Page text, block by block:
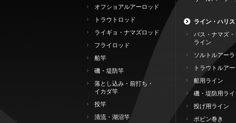
オフショアルアーロッド
トラウトロッド
ライギョ・ナマズロッド
フライロッド
船竿
磯・堤防竿
落とし込み・前打ち・
イカダ竿
投竿
清流・湖沼竿
ライン・ハリス
バス・ナマズ
ライン
ソルトルアーラ
トラウトルア
船用ライン
磯・堤防用ライ
投げ用ライン
ボビン巻き